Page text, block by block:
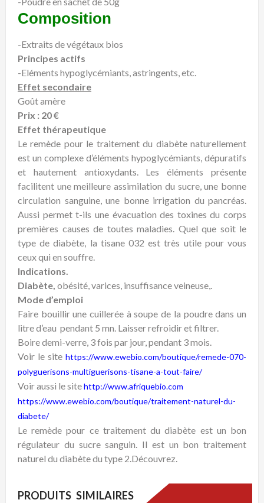
Composition
-Extraits de végétaux bios
Principes actifs
-Eléments hypoglycémiants, astringents, etc.
Effet secondaire
Goût amère
Prix : 20 €
Effet thérapeutique
Le remède pour le traitement du diabète naturellement
est un complexe d’éléments hypoglycémiants, dépuratifs
et hautement antioxydants. Les éléments présente
facilitent une meilleure assimilation du sucre, une bonne
circulation sanguine, une bonne irrigation du pancréas.
Aussi permet t-ils une évacuation des toxines du corps
premières causes de toutes maladies. Quel que soit le
type de diabète, la tisane 032 est très utile pour vous
ceux qui en souffre.
Indications.
Diabète, obésité, varices, insuffisance veineuse,.
Mode d’emploi
Faire bouillir une cuillerée à soupe de la poudre dans un
litre d’eau pendant 5 mn. Laisser refroidir et filtrer.
Boire demi-verre, 3 fois par jour, pendant 3 mois.
Voir le site https://www.ewebio.com/boutique/remede-070-
polyguerisons-multiguerisons-tisane-a-tout-faire/
Voir aussi le sitehttp://www.afriquebio.com
https://www.ewebio.com/boutique/traitement-naturel-du-
diabete/
Le remède pour ce traitement du diabète est un bon
régulateur du sucre sanguin. Il est un bon traitement
naturel du diabète du type 2.Découvrez.
PRODUITS SIMILAIRES